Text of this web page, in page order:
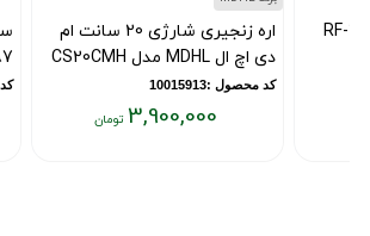
اره زنجیری شارژی 20 سانت ام
دی اچ ال MDHL مدل CS20CMH
کد محصول :10015913
3,900,000
k87
کد محصول :13127